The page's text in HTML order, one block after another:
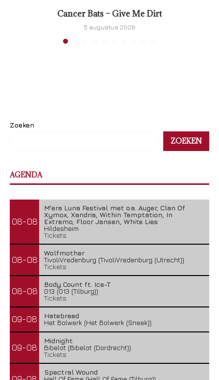
Cancer Bats – Give Me Dirt
5 augustus 2026
Zoeken
ZOEKEN
AGENDA
08-08
M'era Luna Festival met o.a. Auger, Clan Of
Xymox, Xandria, Within Temptation, In
Extremo, Floor Jansen, White Lies
Hildesheim
Tickets
08-08
Wolfmother
TivoliVredenburg (TivoliVredenburg (Utrecht))
Tickets
08-08
Body Count ft. Ice-T
013 (013 (Tilburg))
Tickets
09-08
Hatebreed
Het Bolwerk (Het Bolwerk (Sneek))
09-08
Midnight
Bibelot (Bibelot (Dordrecht))
Tickets
Spectral Wound